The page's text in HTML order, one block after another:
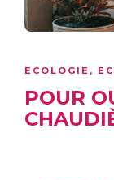
ECOLOGIE ,
POUR